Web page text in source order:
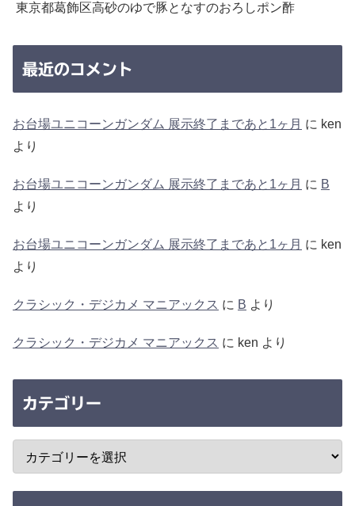
東京都葛飾区高砂のゆで豚となすのおろしポン酢
最近のコメント
お台場ユニコーンガンダム 展示終了まであと1ヶ月 に ken
より
お台場ユニコーンガンダム 展示終了まであと1ヶ月 に B
より
お台場ユニコーンガンダム 展示終了まであと1ヶ月 に ken
より
クラシック・デジカメ マニアックス に B より
クラシック・デジカメ マニアックス に ken より
カテゴリー